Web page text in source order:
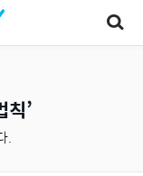
칙
.